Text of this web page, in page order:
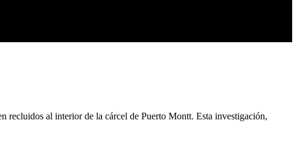
recluidos al interior de la cárcel de Puerto Montt. Esta investigación,